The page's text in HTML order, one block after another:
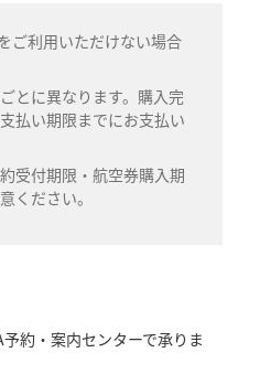
ご利用いただけない場合
とに異なります。購入完
払い期限までにお支払い
受付期限・航空券購入期
ください。
約・案内センターで承りま